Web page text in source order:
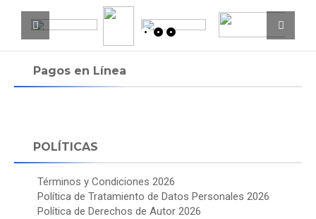
Pagos en Línea
POLÍTICAS
Términos y Condiciones 2026
Política de Tratamiento de Datos Personales 2026
Política de Derechos de Autor 2026